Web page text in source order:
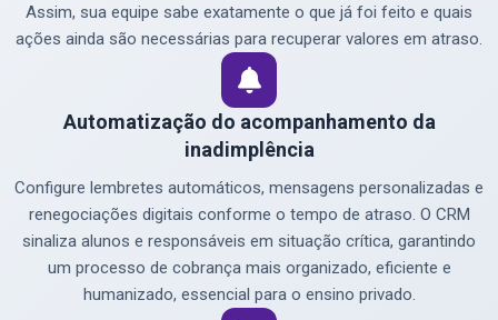
Assim, sua equipe sabe exatamente o que já foi feito e quais
ações ainda são necessárias para recuperar valores em atraso.
Automatização do acompanhamento da
inadimplência
Configure lembretes automáticos, mensagens personalizadas e
renegociações digitais conforme o tempo de atraso. O CRM
sinaliza alunos e responsáveis em situação crítica, garantindo
um processo de cobrança mais organizado, eficiente e
humanizado, essencial para o ensino privado.